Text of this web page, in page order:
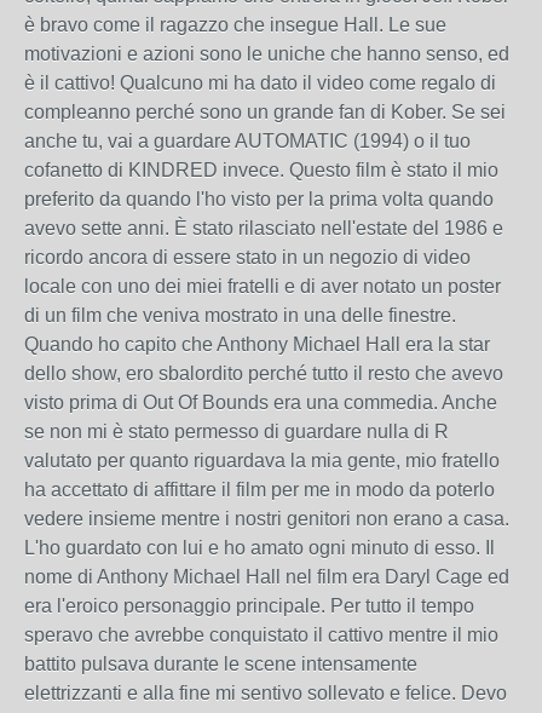
è bravo come il ragazzo che insegue Hall. Le sue
motivazioni e azioni sono le uniche che hanno senso, ed
è il cattivo! Qualcuno mi ha dato il video come regalo di
compleanno perché sono un grande fan di Kober. Se sei
anche tu, vai a guardare AUTOMATIC (1994) o il tuo
cofanetto di KINDRED invece. Questo film è stato il mio
preferito da quando l'ho visto per la prima volta quando
avevo sette anni. È stato rilasciato nell'estate del 1986 e
ricordo ancora di essere stato in un negozio di video
locale con uno dei miei fratelli e di aver notato un poster
di un film che veniva mostrato in una delle finestre.
Quando ho capito che Anthony Michael Hall era la star
dello show, ero sbalordito perché tutto il resto che avevo
visto prima di Out Of Bounds era una commedia. Anche
se non mi è stato permesso di guardare nulla di R
valutato per quanto riguardava la mia gente, mio ​​fratello
ha accettato di affittare il film per me in modo da poterlo
vedere insieme mentre i nostri genitori non erano a casa.
L'ho guardato con lui e ho amato ogni minuto di esso. Il
nome di Anthony Michael Hall nel film era Daryl Cage ed
era l'eroico personaggio principale. Per tutto il tempo
speravo che avrebbe conquistato il cattivo mentre il mio
battito pulsava durante le scene intensamente
elettrizzanti e alla fine mi sentivo sollevato e felice. Devo